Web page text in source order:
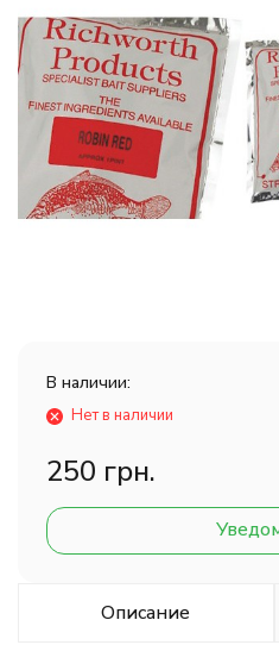
В наличии:
Нет в наличии
250 грн.
Описание